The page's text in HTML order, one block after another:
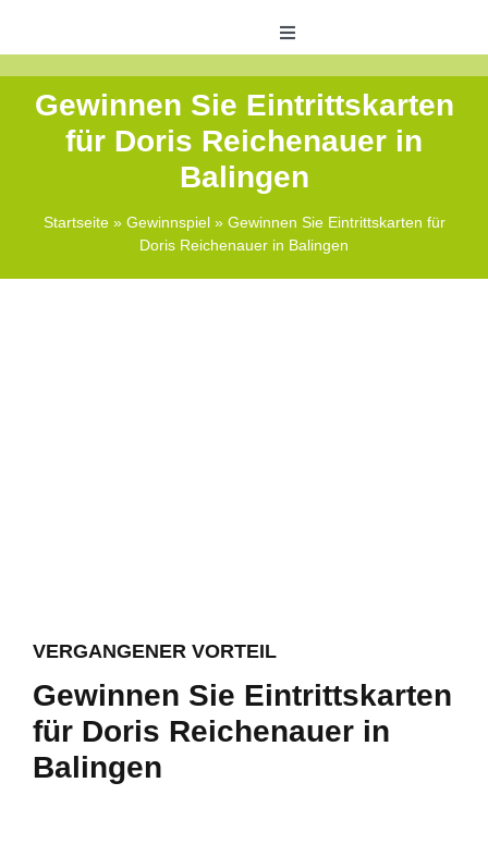
content
Toggle
Navigation
Veranstaltungen
ABO Bonus
Shops
Gewinnen Sie Eintrittskarten
für Doris Reichenauer in
Balingen
Startseite» Gewinnspiel» Gewinnen Sie Eintrittskarten für
Doris Reichenauer in Balingen
VERGANGENER VORTEIL
Gewinnen Sie Eintrittskarten
für Doris Reichenauer in
Balingen